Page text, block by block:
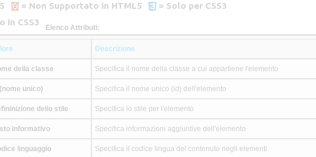
= Non Supportato in HTML5
= Solo per CSS3
in CSS3
Elenco Attributi:
Descrizione
della classe Specifica il nome della classe a cui appartiene l'elemento
unico) Specifica il nome unico (id) dell'elemento
dello stile Specifica lo stile per l'elemento
informativo Specifica informazioni aggiuntive dell'elemento
linguaggio Specifica il codice lingua del contenuto negli elementi.